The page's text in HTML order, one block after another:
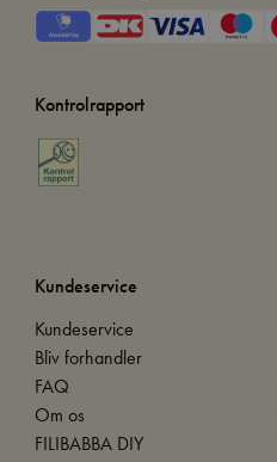
Kontrolrapport
Kundeservice
Kundeservice
Bliv forhandler
FAQ
Om os
FILIBABBA DIY